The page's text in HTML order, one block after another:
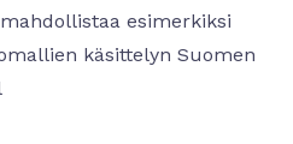
esimerkiksi
käsittelyn Suomen